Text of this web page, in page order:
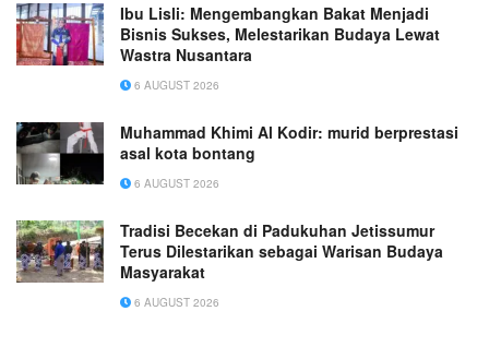
Ibu Lisli: Mengembangkan Bakat Menjadi
Bisnis Sukses, Melestarikan Budaya Lewat
Wastra Nusantara
6 AUGUST 2026
Muhammad Khimi Al Kodir: murid berprestasi
asal kota bontang
6 AUGUST 2026
Tradisi Becekan di Padukuhan Jetissumur
Terus Dilestarikan sebagai Warisan Budaya
Masyarakat
6 AUGUST 2026